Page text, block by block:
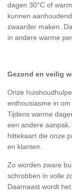
dagen 30°C of
kunnen
zwaarder maken.
in andere warme
Gezond en veilig
Onze
enthousiasme in
Tijdens warme
een andere
hittekaart die onze
en klanten.
Zo worden zware
schrobben in volle
Daarnaast wordt